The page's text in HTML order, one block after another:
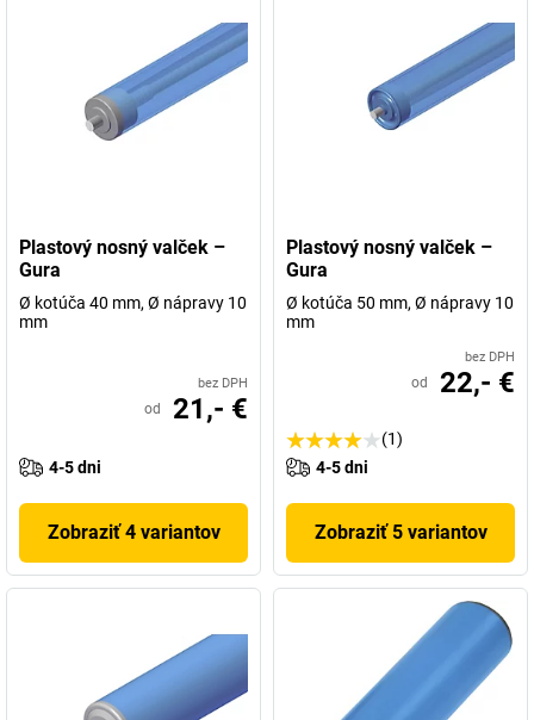
Plastový nosný valček –
Gura
Ø kotúča 40 mm, Ø nápravy 10
mm
bez DPH
od 21,- €
4-5 dni
Zobraziť 4 variantov
Plastový nosný valček –
Gura
Ø kotúča 50 mm, Ø nápravy 10
mm
bez DPH
od 22,- €
(1)
4-5 dni
Zobraziť 5 variantov